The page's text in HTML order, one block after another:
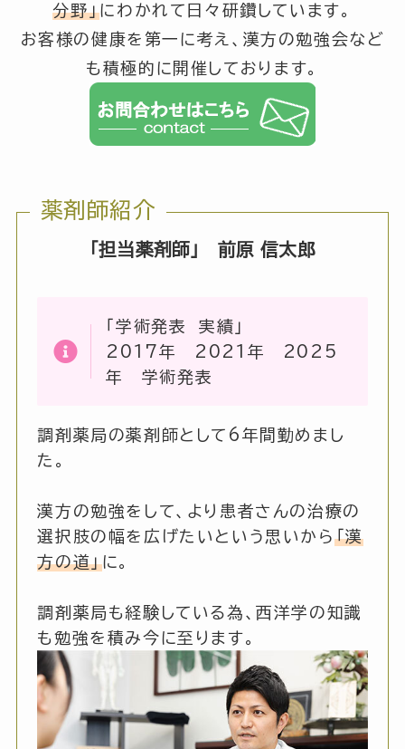
分野」にわかれて日々研鑽しています。
お客様の健康を第一に考え、漢方の勉強会など
も積極的に開催しております。
薬剤師紹介
「担当薬剤師」 前原 信太郎
「学術発表 実績」
2017年 2021年 2025
年 学術発表
調剤薬局の薬剤師として6年間勤めまし
た。
漢方の勉強をして、より患者さんの治療の
選択肢の幅を広げたいという思いから 「漢
方の道」に。
調剤薬局も経験している為、西洋学の知識
も勉強を積み今に至ります。